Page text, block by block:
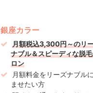
銀座カラー
月額税込3,300円～のリ
ナブル＆スピーディな脱
ロン
月額料金をリーズナブル
ませたい方